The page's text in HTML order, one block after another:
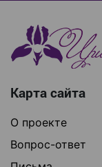
Карта сайта
О проекте
Вопрос-ответ